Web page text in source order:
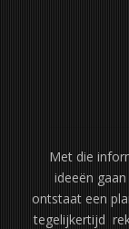
Met die
ideeën
ontstaat een
tegelijkertijd